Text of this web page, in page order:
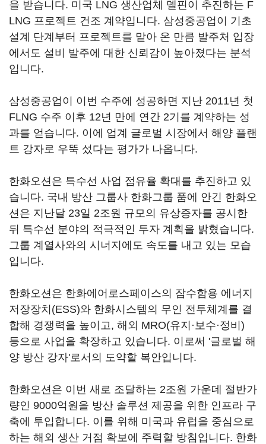
을 받습니다. 미국 LNG 생산업체 델핀이 추진하는 F
LNG 프로젝트 건조 계약입니다. 삼성중공업이 기초
설계 단계부터 프로젝트를 맡아 온 만큼 발주처 입장
에서도 설비 발주에 대한 신뢰감이 높아졌다는 분석
입니다.
삼성중공업이 이번 수주에 성공하면 지난 2011년 첫
FLNG 수주 이후 12년 만에 연간 2기를 계약하는 성
과를 얻습니다. 이에 업계 글로벌 시장에서 해양 플랜
트 강자로 우뚝 섰다는 평가가 나옵니다.
한화오션은 특수선 사업 점유율 확대를 추진하고 있
습니다. 국내 방산 그룹사 한화그룹 품에 안긴 한화오
션은 지난달 23일 2조원 규모의 유상증자를 공시한
뒤 특수선 분야의 적극적인 투자 계획을 밝혔습니다.
그룹 계열사와의 시너지에도 속도를 내고 있는 모습
입니다.
한화오션은 한화에어로스페이스의 잠수함용 에너지
저장장치(ESS)와 한화시스템의 무인 전투체계를 결
합해 경쟁력을 높이고, 해외 MRO(유지·보수·정비)
등으로 사업을 확장하고 있습니다. 이로써 '글로벌 해
양 방산 강자'로서의 도약할 복안입니다.
한화오션은 이번 새로 조달하는 2조원 가운데 절반가
량인 9000억원을 방산 솔루션 제공을 위한 인프라 구
축에 투입합니다. 이를 위해 미국과 유럽을 중심으로
하는 해외 생산 거점 확보에 주력할 방침입니다. 한화